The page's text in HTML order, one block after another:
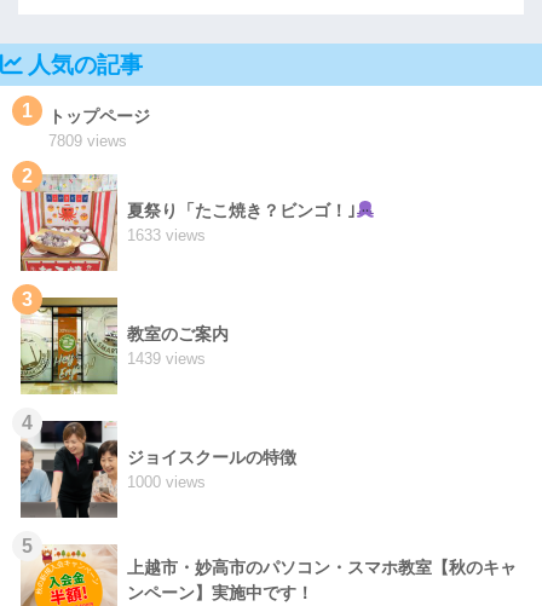
人気の記事
1 トップページ
7809 views
2
夏祭り「たこ焼き？ビンゴ！｣
1633 views
3
教室のご案内
1439 views
4
ジョイスクールの特徴
1000 views
5
上越市・妙高市のパソコン・スマホ教室【秋のキャ
ンペーン】実施中です！